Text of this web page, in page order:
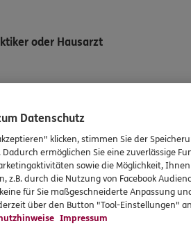
oder Hausarzt
Kosten (z.B. für
monatliche
spezielle
für akute
Fahrdienste oder
Datenschutz
klicken, stimmen Sie der
ermöglichen Sie eine zuverlässige
sowie die Möglichkeit,
z.B. durch die Nutzung von Facebook
für Sie maßgeschneiderte Anpassung
über den Button "Tool-Einstellungen"
Impressum